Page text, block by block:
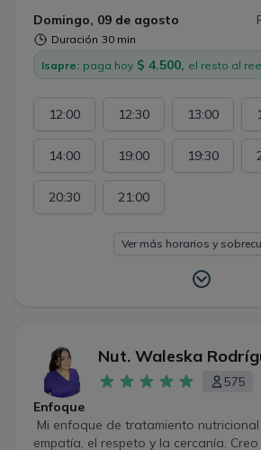
Domingo, 09 de agosto
Duración 30 min
Isapre: paga hoy $ 4.500, el resto al
12:00 12:30 13:00
14:00 19:00 19:30
20:30 21:00
Ver más horarios y
Nut. Waleska
575
Enfoque
Mi enfoque de tratamiento
empatía, el respeto y la cercanía.